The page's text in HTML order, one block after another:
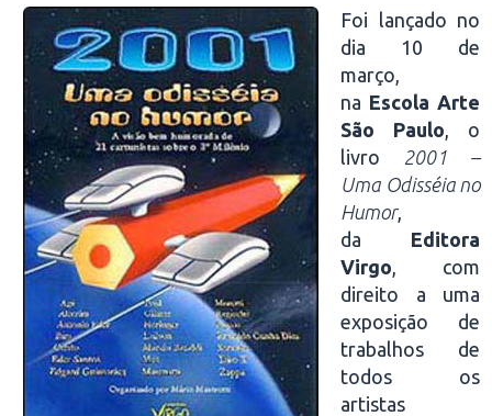
Foi lançado no
dia 10 de
março,
na Escola Arte
São Paulo, o
livro 2001 –
Uma Odisséia no
Humor,
da Editora
Virgo, com
direito a uma
exposição de
trabalhos de
todos os
artistas